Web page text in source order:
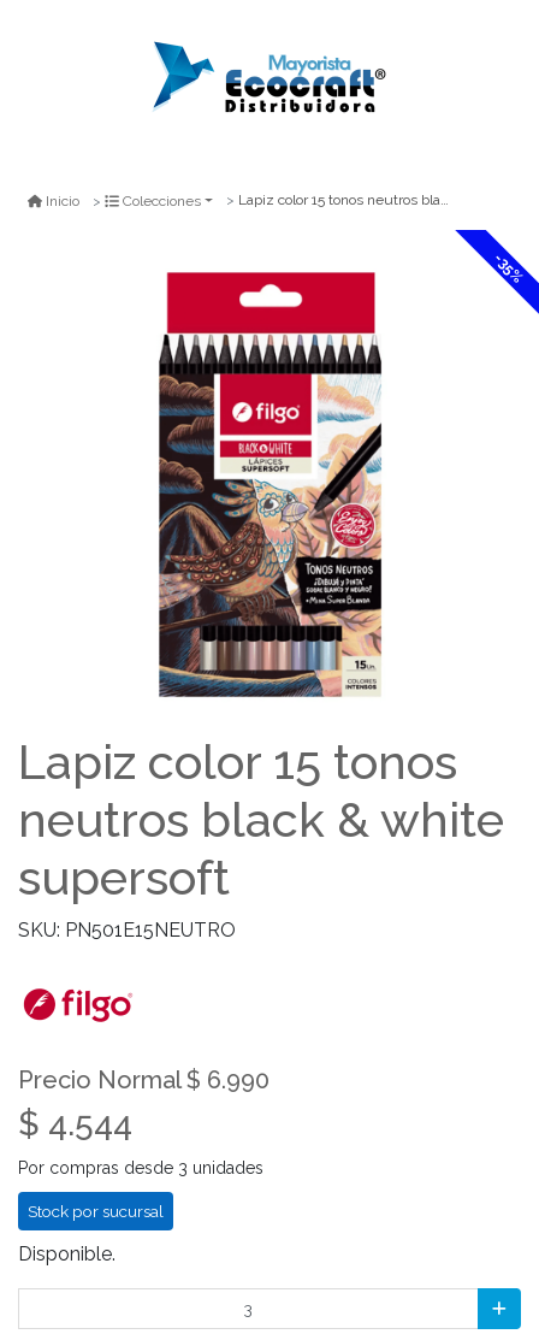
Inicio Colecciones Lapiz color 15 tonos neutros black & white supersoft
-35%
Lapiz color 15 tonos
neutros black & white
supersoft
SKU: PN501E15NEUTRO
Precio Normal $ 6.990
$ 4.544
Por compras desde 3 unidades
Stock por sucursal
Disponible.